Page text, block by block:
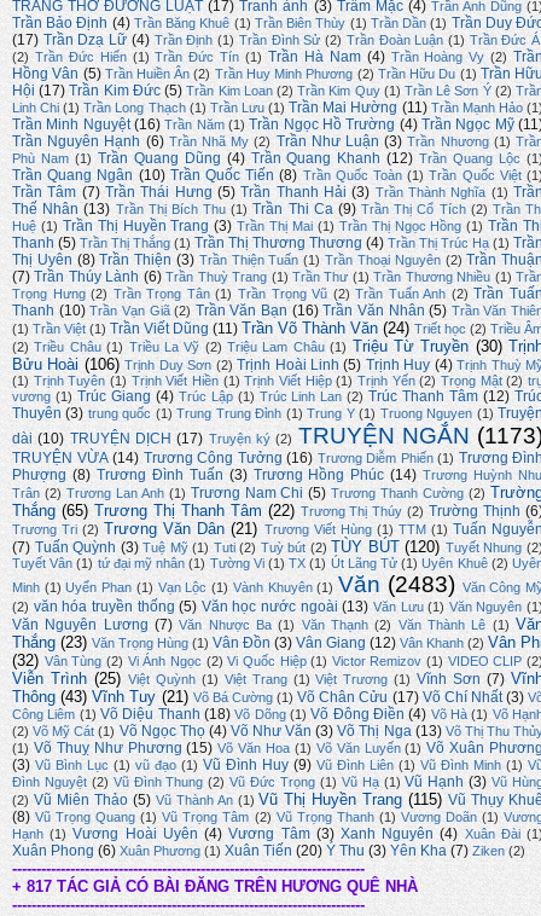
TRANG THƠ ĐƯỜNG LUẬT (17) Tranh ảnh (3) Trầm Mặc (4) Trần Anh Dũng
Trần Bảo Định (4) Trần Băng Khuê (1) Trần Biên Thùy (1) Trần Dần (1) Trần Duy
(17) Trần Dzạ Lữ (4) Trần Định (1) Trần Đình Sử (2) Trần Đoàn Luận (1) Trần Đức
(2) Trần Đức Hiển (1) Trần Đức Tín (1) Trần Hà Nam (4) Trần Hoàng Vy (2)
Hồng Vân (5) Trần Huiền Ân (2) Trần Huy Minh Phương (2) Trần Hữu Du (1) Trần
Hội (17) Trần Kim Đức (5) Trần Kim Loan (2) Trần Kim Quy (1) Trần Lê Sơn Ý (2)
Linh Chi (1) Trần Long Thạch (1) Trần Lưu (1) Trần Mai Hường (11) Trần Mạnh Hảo
Trần Minh Nguyệt (16) Trần Năm (1) Trần Ngọc Hồ Trường (4) Trần Ngọc Mỹ
Trần Nguyên Hạnh (6) Trần Nhã My (2) Trần Như Luận (3) Trần Nhương (1)
Phù Nam (1) Trần Quang Dũng (4) Trần Quang Khanh (12) Trần Quang Lộc
Trần Quang Ngân (10) Trần Quốc Tiến (8) Trần Quốc Toàn (1) Trần Quốc Việt
Trần Tâm (7) Trần Thái Hưng (5) Trần Thanh Hải (3) Trần Thành Nghĩa (1)
Thế Nhân (13) Trần Thị Bích Thu (1) Trần Thi Ca (9) Trần Thị Cổ Tích (2) Trần
Huệ (1) Trần Thị Huyền Trang (3) Trần Thị Mai (1) Trần Thị Ngọc Hồng (1) Trần
Thanh (5) Trần Thị Thắng (1) Trần Thị Thương Thương (4) Trần Thị Trúc Hạ (1)
Thị Uyên (8) Trần Thiện (3) Trần Thiện Tuấn (1) Trần Thoại Nguyên (2) Trần
(7) Trần Thúy Lành (6) Trần Thuỳ Trang (1) Trần Thư (1) Trần Thương Nhiều (1)
Trọng Hưng (2) Trần Trọng Tân (1) Trần Trọng Vũ (2) Trần Tuấn Anh (2) Trần
Thanh (10) Trần Vạn Giã (2) Trần Văn Bạn (16) Trần Văn Nhân (5) Trần Văn
(1) Trần Việt (1) Trần Viết Dũng (11) Trần Võ Thành Văn (24) Triết học (2) Triều
(2) Triều Châu (1) Triều La Vỹ (2) Triệu Lam Châu (1) Triệu Từ Truyền (30)
Bửu Hoài (106) Trịnh Duy Sơn (2) Trịnh Hoài Linh (5) Trịnh Huy (4) Trịnh Thuỳ
(1) Trịnh Tuyên (1) Trịnh Viết Hiền (1) Trịnh Viết Hiệp (1) Trịnh Yến (2) Trọng Mật (2)
vương (1) Trúc Giang (4) Trúc Lập (1) Trúc Linh Lan (2) Trúc Thanh Tâm (12)
Thuyên (3) trung quốc (1) Trung Trung Đỉnh (1) Trung Y (1) Truong Nguyen (1)
dài (10) TRUYỆN DỊCH (17) Truyện ký (2) TRUYỆN NGẮN
TRUYỆN VỪA (14) Trương Công Tưởng (16) Trương Diễm Phiến (1) Trương
Phượng (8) Trương Đình Tuấn (3) Trương Hồng Phúc (14) Trương Huỳnh
Trân (2) Trương Lan Anh (1) Trương Nam Chi (5) Trương Thanh Cường (2)
Thắng (65) Trương Thị Thanh Tâm (22) Trương Thị Thúy (2) Trường Thịnh
Trương Tri (2) Trương Văn Dân (21) Trương Viết Hùng (1) TTM (1) Tuấn
(7) Tuấn Quỳnh (3) Tuệ Mỹ (1) Tuti (2) Tuỳ bút (2) TÙY BÚT (120) Tuyết Nhung
Tuyết Vân (1) tứ đại mỹ nhân (1) Tường Vi (1) TX (1) Út Lãng Tử (1) Uyên Khuê (2)
Minh (1) Uyển Phan (1) Vạn Lộc (1) Vành Khuyên (1) Văn (2483) Văn Công
(2) văn hóa truyền thống (5) Văn học nước ngoài (13) Văn Lưu (1) Văn Nguyên
Văn Nguyên Lương (7) Văn Nhược Ba (1) Văn Thạnh (2) Văn Thành Lê (1)
Thắng (23) Văn Trọng Hùng (1) Vân Đồn (3) Vân Giang (12) Vân Khanh (2) Vân
(32) Vân Tùng (2) Vi Ánh Ngọc (2) Vi Quốc Hiệp (1) Victor Remizov (1) VIDEO CLIP
Viễn Trình (25) Việt Quỳnh (1) Việt Trang (1) Việt Trương (1) Vĩnh Sơn (7)
Thông (43) Vĩnh Tuy (21) Võ Bá Cường (1) Võ Chân Cửu (17) Võ Chí Nhất (3)
Công Liêm (1) Võ Diệu Thanh (18) Võ Dõng (1) Võ Đông Điền (4) Võ Hà (1) Võ
(2) Võ Mỹ Cát (1) Võ Ngọc Thọ (4) Võ Như Văn (3) Võ Thị Nga (13) Võ Thị Thu
(1) Võ Thuỵ Như Phương (15) Võ Văn Hoa (1) Võ Văn Luyến (1) Võ Xuân
(3) Vũ Bình Lục (1) vũ đạo (1) Vũ Đình Huy (9) Vũ Đình Liên (1) Vũ Đình Minh (1)
Đình Nguyệt (2) Vũ Đình Thung (2) Vũ Đức Trọng (1) Vũ Hạ (1) Vũ Hạnh (3) Vũ
(2) Vũ Miên Thảo (5) Vũ Thành An (1) Vũ Thị Huyền Trang (115) Vũ Thụy
(8) Vũ Trọng Quang (1) Vũ Trọng Tâm (2) Vũ Trọng Thanh (1) Vương Doãn (1)
Hạnh (1) Vương Hoài Uyên (4) Vương Tâm (3) Xanh Nguyên (4) Xuân Đài
Xuân Phong (6) Xuân Phương (1) Xuân Tiến (20) Ý Thu (3) Yên Kha (7) Ziken (2)
-------------------------------------------------------------------------
+ 817 TÁC GIẢ CÓ BÀI ĐĂNG TRÊN HƯƠNG QUÊ NHÀ
-------------------------------------------------------------------------